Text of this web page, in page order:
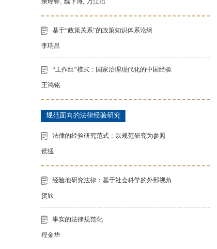
基于“政策关系”的政策知识体系论纲
李瑞昌
“工作组”模式：国家治理现代化的中国经验
王鸿铭
规范面向的法律经验研究
法律的经验研究范式：以规范研究为参照
侯猛
经验地研究法律：基于社会科学的外部视角
贺欣
事实的法律规范化
程金华